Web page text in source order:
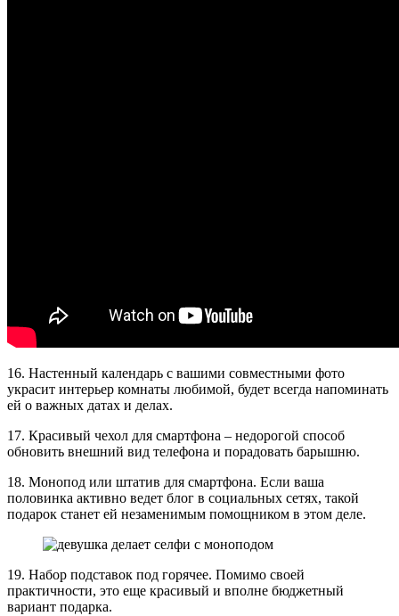
16. Настенный календарь с вашими совместными фото
украсит интерьер комнаты любимой, будет всегда напоминать
ей о важных датах и делах.
17. Красивый чехол для смартфона – недорогой способ
обновить внешний вид телефона и порадовать барышню.
18. Монопод или штатив для смартфона. Если ваша
половинка активно ведет блог в социальных сетях, такой
подарок станет ей незаменимым помощником в этом деле.
19. Набор подставок под горячее. Помимо своей
практичности, это еще красивый и вполне бюджетный
вариант подарка.